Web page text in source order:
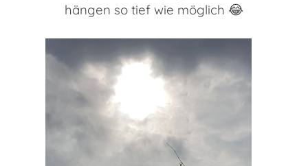
hängen so tief wie möglich 😂